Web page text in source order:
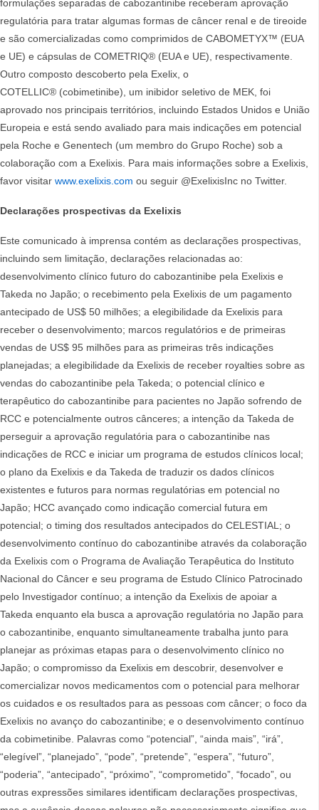
formulações separadas de cabozantinibe receberam aprovação
regulatória para tratar algumas formas de câncer renal e de tireoide
e são comercializadas como comprimidos de CABOMETYX™ (EUA
e UE) e cápsulas de COMETRIQ® (EUA e UE), respectivamente.
Outro composto descoberto pela Exelix, o
COTELLIC® (cobimetinibe), um inibidor seletivo de MEK, foi
aprovado nos principais territórios, incluindo Estados Unidos e União
Europeia e está sendo avaliado para mais indicações em potencial
pela Roche e Genentech (um membro do Grupo Roche) sob a
colaboração com a Exelixis. Para mais informações sobre a Exelixis,
favor visitar www.exelixis.com ou seguir @ExelixisInc no Twitter.
Declarações prospectivas da Exelixis
Este comunicado à imprensa contém as declarações prospectivas,
incluindo sem limitação, declarações relacionadas ao:
desenvolvimento clínico futuro do cabozantinibe pela Exelixis e
Takeda no Japão; o recebimento pela Exelixis de um pagamento
antecipado de US$ 50 milhões; a elegibilidade da Exelixis para
receber o desenvolvimento; marcos regulatórios e de primeiras
vendas de US$ 95 milhões para as primeiras três indicações
planejadas; a elegibilidade da Exelixis de receber royalties sobre as
vendas do cabozantinibe pela Takeda; o potencial clínico e
terapêutico do cabozantinibe para pacientes no Japão sofrendo de
RCC e potencialmente outros cânceres; a intenção da Takeda de
perseguir a aprovação regulatória para o cabozantinibe nas
indicações de RCC e iniciar um programa de estudos clínicos local;
o plano da Exelixis e da Takeda de traduzir os dados clínicos
existentes e futuros para normas regulatórias em potencial no
Japão; HCC avançado como indicação comercial futura em
potencial; o timing dos resultados antecipados do CELESTIAL; o
desenvolvimento contínuo do cabozantinibe através da colaboração
da Exelixis com o Programa de Avaliação Terapêutica do Instituto
Nacional do Câncer e seu programa de Estudo Clínico Patrocinado
pelo Investigador contínuo; a intenção da Exelixis de apoiar a
Takeda enquanto ela busca a aprovação regulatória no Japão para
o cabozantinibe, enquanto simultaneamente trabalha junto para
planejar as próximas etapas para o desenvolvimento clínico no
Japão; o compromisso da Exelixis em descobrir, desenvolver e
comercializar novos medicamentos com o potencial para melhorar
os cuidados e os resultados para as pessoas com câncer; o foco da
Exelixis no avanço do cabozantinibe; e o desenvolvimento contínuo
da cobimetinibe. Palavras como “potencial”, “ainda mais”, “irá”,
“elegível”, “planejado”, “pode”, “pretende”, “espera”, “futuro”,
“poderia”, “antecipado”, “próximo”, “comprometido”, “focado”, ou
outras expressões similares identificam declarações prospectivas,